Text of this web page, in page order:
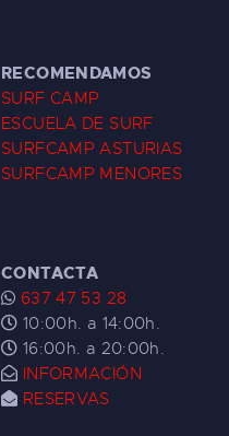
RECOMENDAMOS
SURF CAMP
ESCUELA DE SURF
SURFCAMP ASTURIAS
SURFCAMP MENORES
CONTACTA
637 47 53 28
10:00h. a 14:00h.
16:00h. a 20:00h.
INFORMACIÓN
RESERVAS